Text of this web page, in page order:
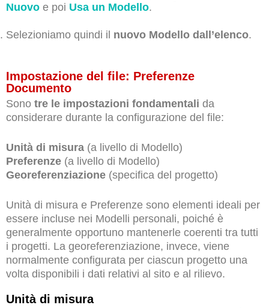
Nuovo e poi Usa un Modello.
Selezioniamo quindi il nuovo Modello dall’elenco.
Impostazione del file: Preferenze
Documento
Sono tre le impostazioni fondamentali da
considerare durante la configurazione del file:
Unità di misura (a livello di Modello)
Preferenze (a livello di Modello)
Georeferenziazione (specifica del progetto)
Unità di misura e Preferenze sono elementi ideali per
essere incluse nei Modelli personali, poiché è
generalmente opportuno mantenerle coerenti tra tutti
i progetti. La georeferenziazione, invece, viene
normalmente configurata per ciascun progetto una
volta disponibili i dati relativi al sito e al rilievo.
Unità di misura